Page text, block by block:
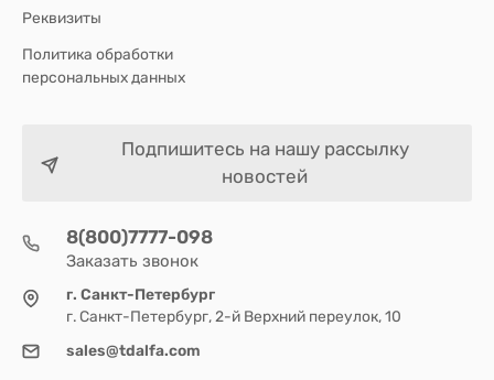
Реквизиты
Политика обработки
персональных данных
Подпишитесь на нашу рассылку
новостей
8(800)7777-098
Заказать звонок
г. Санкт-Петербург
г. Санкт-Петербург, 2-й Верхний переулок, 10
sales@tdalfa.com